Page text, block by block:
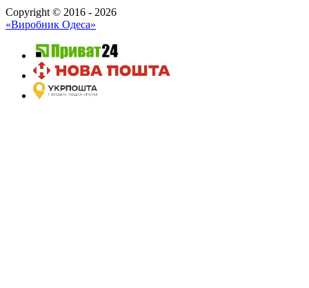
Copyright © 2016 - 2026
«Виробник Одеса»